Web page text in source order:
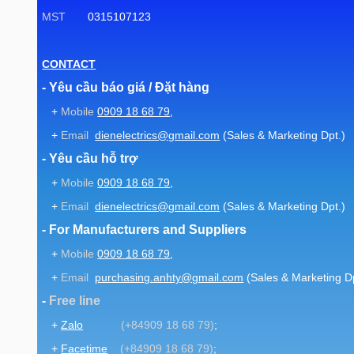
MST0315107123
CONTACT
- Yêu cầu báo giá / Đặt hàng
+ Mobile 0909 18 68 79,
+ Email dienelectrics@gmail.com (Sales & Marketing Dpt.)
- Yêu cầu hỗ trợ
+ Mobile 0909 18 68 79,
+ Email dienelectrics@gmail.com (Sales & Marketing Dpt.)
- For Manufacturers and Suppliers
+ Mobile 0909 18 68 79,
+ Email purchasing.anhty@gmail.com (Sales & Marketing
- Free line
+Zalo (+84909 18 68 79);
+ Facetime (+84909 18 68 79);